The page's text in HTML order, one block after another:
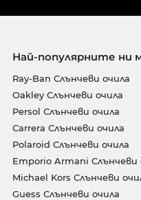
Най-популярните ни
Ray-Ban Слънчеви очила
Oakley Слънчеви очила
Persol Слънчеви очила
Carrera Слънчеви очила
Polaroid Слънчеви очила
Emporio Armani Слънчеви
Michael Kors Слънчеви
Guess Слънчеви очила